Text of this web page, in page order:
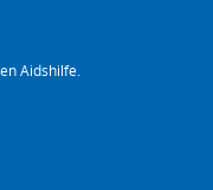
Aidshilfe.